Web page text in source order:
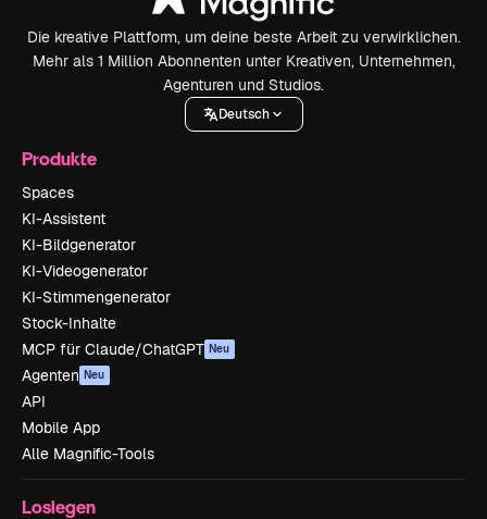
Die kreative Plattform, um deine beste Arbeit zu verwirklichen.
Mehr als 1 Million Abonnenten unter Kreativen, Unternehmen,
Agenturen und Studios.
Deutsch
Produkte
Spaces
KI-Assistent
KI-Bildgenerator
KI-Videogenerator
KI-Stimmengenerator
Stock-Inhalte
MCP für Claude/ChatGPT Neu
Agenten Neu
API
Mobile App
Alle Magnific-Tools
Loslegen